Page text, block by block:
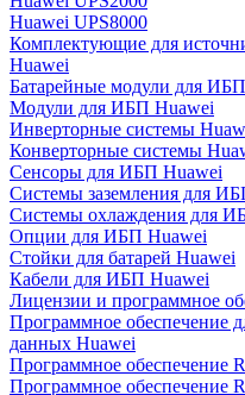
Huawei UPS8000
Комплектующие для
Huawei
Батарейные модули для
Модули для ИБП Huawei
Инверторные системы
Конверторные системы
Сенсоры для ИБП Huawei
Системы заземления для
Системы охлаждения для
Опции для ИБП Huawei
Стойки для батарей Huawei
Кабели для ИБП Huawei
Лицензии и программное
Программное обеспечение
данных Huawei
Программное обеспечение
Программное обеспечение